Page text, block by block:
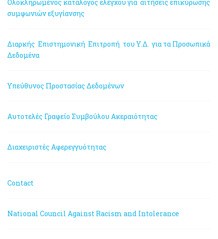
Ολοκληρωμένος κατάλογος ελέγχου για αιτήσεις επικύρωσης
συμφωνιών εξυγίανσης
Διαρκής Επιστημονική Επιτροπή του Υ.Δ. για τα Προσωπικά
Δεδομένα
Υπεύθυνος Προστασίας Δεδομένων
Αυτοτελές Γραφείο Συμβούλου Ακεραιότητας
Διαχειριστές Αφερεγγυότητας
Contact
National Council Against Racism and Intolerance